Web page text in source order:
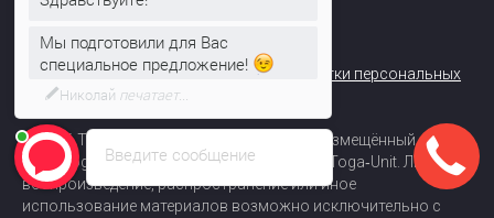
© TOGA UNIT - Сделано в России
Договор-оферта интернет-магазина
Политика конфиденциальности и обработки персональных
данных
© 2026 Toga‑Unit. Все права на контент, размещённый на
сайте toga-unit.ru, принадлежат компании Toga‑Unit. Любое
воспроизведение, распространение или иное
использование материалов возможно исключительно с
Введите сообщение
Мы подготовили для Вас
специальное предложение!